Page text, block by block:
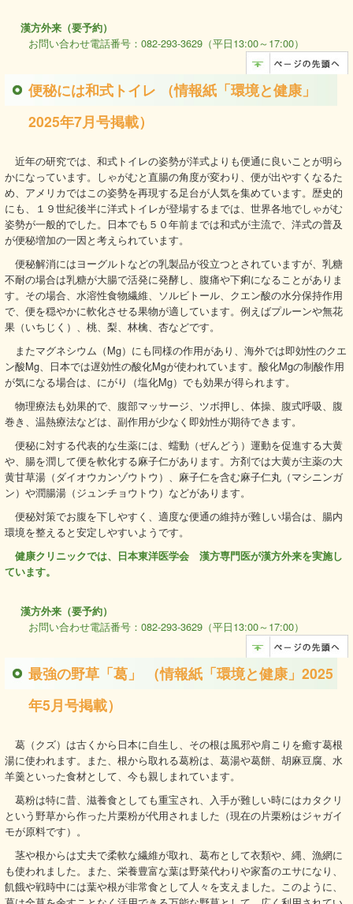
漢方外来（要予約）
お問い合わせ電話番号：082-293-3629（平日13:00～17:00）
便秘には和式トイレ （情報紙「環境と健康」
2025年7月号掲載）
近年の研究では、和式トイレの姿勢が洋式よりも便通に良いことが明ら
かになっています。しゃがむと直腸の角度が変わり、便が出やすくなるた
め、アメリカではこの姿勢を再現する足台が人気を集めています。歴史的
にも、１９世紀後半に洋式トイレが登場するまでは、世界各地でしゃがむ
姿勢が一般的でした。日本でも５０年前までは和式が主流で、洋式の普及
が便秘増加の一因と考えられています。
便秘解消にはヨーグルトなどの乳製品が役立つとされていますが、乳糖
不耐の場合は乳糖が大腸で活発に発酵し、腹痛や下痢になることがありま
す。その場合、水溶性食物繊維、ソルビトール、クエン酸の水分保持作用
で、便を穏やかに軟化させる果物が適しています。例えばプルーンや無花
果（いちじく）、桃、梨、林檎、杏などです。
またマグネシウム（Mg）にも同様の作用があり、海外では即効性のクエ
ン酸Mg、日本では遅効性の酸化Mgが使われています。酸化Mgの制酸作用
が気になる場合は、にがり（塩化Mg）でも効果が得られます。
物理療法も効果的で、腹部マッサージ、ツボ押し、体操、腹式呼吸、腹
巻き、温熱療法などは、副作用が少なく即効性が期待できます。
便秘に対する代表的な生薬には、蠕動（ぜんどう）運動を促進する大黄
や、腸を潤して便を軟化する麻子仁があります。方剤では大黄が主薬の大
黄甘草湯（ダイオウカンゾウトウ）、麻子仁を含む麻子仁丸（マシニンガ
ン）や潤腸湯（ジュンチョウトウ）などがあります。
便秘対策でお腹を下しやすく、適度な便通の維持が難しい場合は、腸内
環境を整えると安定しやすいようです。
健康クリニックでは、日本東洋医学会 漢方専門医が漢方外来を実施し
ています。
漢方外来（要予約）
お問い合わせ電話番号：082-293-3629（平日13:00～17:00）
最強の野草「葛」 （情報紙「環境と健康」2025
年5月号掲載）
葛（クズ）は古くから日本に自生し、その根は風邪や肩こりを癒す葛根
湯に使われます。また、根から取れる葛粉は、葛湯や葛餅、胡麻豆腐、水
羊羹といった食材として、今も親しまれています。
葛粉は特に昔、滋養食としても重宝され、入手が難しい時にはカタクリ
という野草から作った片栗粉が代用されました（現在の片栗粉はジャガイ
モが原料です）。
茎や根からは丈夫で柔軟な繊維が取れ、葛布として衣類や、縄、漁網に
も使われました。また、栄養豊富な葉は野菜代わりや家畜のエサになり、
飢餓や戦時中には葉や根が非常食として人々を支えました。このように、